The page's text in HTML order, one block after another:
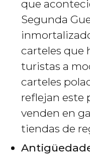
que
Segunda
carteles que
turistas a
carteles
reflejan este
venden en
tiendas de